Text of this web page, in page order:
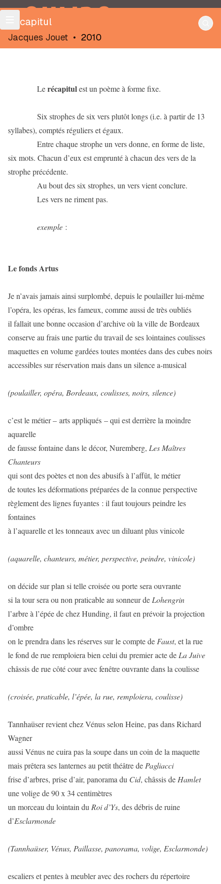
OULIPO
Récapitul
Jacques Jouet • 2010
Lerécapitulest un poème à forme fixe.
Six strophes de six vers plutôt longs (i.e. à partir de 13
syllabes), comptés réguliers et égaux.
Entre chaque strophe un vers donne, en forme de liste,
six mots. Chacun d’eux est emprunté à chacun des vers de la
strophe précédente.
Au bout des six strophes, un vers vient conclure.
Les vers ne riment pas.
exemple :
Le fonds Artus
Je n’avais jamais ainsi surplombé, depuis le poulailler lui-même
l’opéra, les opéras, les fameux, comme aussi de très oubliés
il fallait une bonne occasion d’archive où la ville de Bordeaux
conserve au frais une partie du travail de ses lointaines coulisses
maquettes en volume gardées toutes montées dans des cubes noirs
accessibles sur réservation mais dans un silence a-musical
(poulailler, opéra, Bordeaux, coulisses, noirs, silence)
c’est le métier – arts appliqués – qui est derrière la moindre
aquarelle
de fausse fontaine dans le décor, Nuremberg, Les Maîtres
Chanteurs
qui sont des poètes et non des abusifs à l’affût, le métier
de toutes les déformations préparées de la connue perspective
règlement des lignes fuyantes : il faut toujours peindre les
fontaines
à l’aquarelle et les tonneaux avec un diluant plus vinicole
(aquarelle, chanteurs, métier, perspective, peindre, vinicole)
on décide sur plan si telle croisée ou porte sera ouvrante
si la tour sera ou non praticable au sonneur de Lohengrin
l’arbre à l’épée de chez Hunding, il faut en prévoir la projection
d’ombre
on le prendra dans les réserves sur le compte de Faust, et la rue
le fond de rue remploiera bien celui du premier acte de La Juive
châssis de rue côté cour avec fenêtre ouvrante dans la coulisse
(croisée, praticable, l’épée, la rue, remploiera, coulisse)
Tannhaüser revient chez Vénus selon Heine, pas dans Richard
Wagner
aussi Vénus ne cuira pas la soupe dans un coin de la maquette
mais prêtera ses lanternes au petit théâtre de Pagliacci
frise d’arbres, prise d’air, panorama du Cid, châssis de Hamlet
une volige de 90 x 34 centimètres
un morceau du lointain du Roi d’Ys, des débris de ruine
d’Esclarmonde
(Tannhaüser, Vénus, Paillasse, panorama, volige, Esclarmonde)
escaliers et pentes à meubler avec des rochers du répertoire